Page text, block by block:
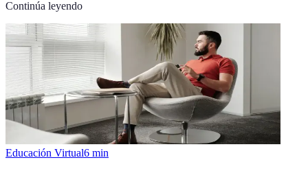
Continúa leyendo
Educación Virtual6 min